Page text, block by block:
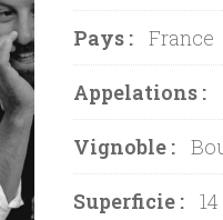
Pays : France
Appelations :
Vignoble :
Superficie :